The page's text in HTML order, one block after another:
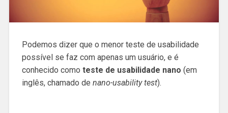
Podemos dizer que o menor teste de usabilidade
possível se faz com apenas um usuário, e é
conhecido como teste de usabilidade nano (em
inglês, chamado de nano-usability test).